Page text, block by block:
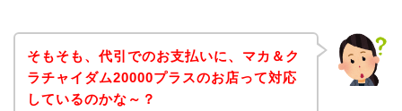
そもそも、代引でのお支払いに、マカ＆ク
ラチャイダム20000プラスのお店って対応
しているのかな～？